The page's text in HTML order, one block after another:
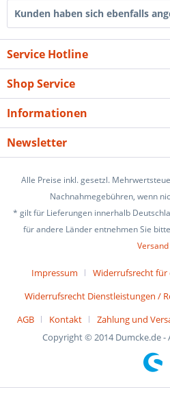
Kunden haben sich ebenfalls
Service Hotline
Shop Service
Informationen
Newsletter
Alle Preise inkl. gesetzl.
Nachnahmegebühren, wenn
* gilt für Lieferungen innerhalb
für andere Länder entnehmen Sie
Versand
Impressum
Widerrufsrecht für
Widerrufsrecht Dienstleistungen /
AGB
Kontakt Zahlung und
Copyright © 2014 Dumcke.de -